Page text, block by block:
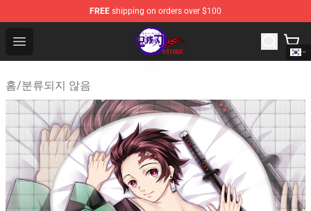
FREE shipping on orders over $100
Open menu
Kimetsu no Yaiba Store - Official Kimetsu no Yaiba
홈/분류되지 않음